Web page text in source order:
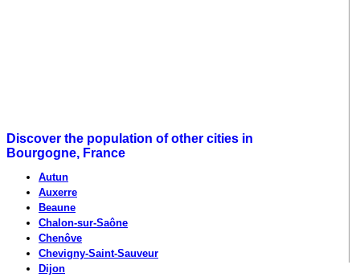
Discover the population of other cities in
Bourgogne, France
Autun
Auxerre
Beaune
Chalon-sur-Saône
Chenôve
Chevigny-Saint-Sauveur
Dijon